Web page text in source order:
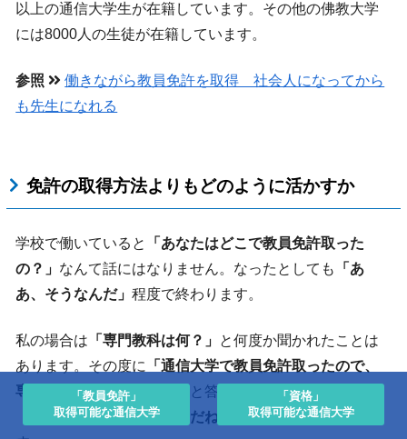
以上の通信大学生が在籍しています。その他の佛教大学
には8000人の生徒が在籍しています。
参照
働きながら教員免許を取得 社会人になってから
も先生になれる
免許の取得方法よりもどのように活かすか
学校で働いていると
「あなたはどこで教員免許取った
の？」 なんて話にはなりません。なったとしても
「あ
あ、そうなんだ」程度で終わります。
私の場合は 「専門教科は何？」 と何度か聞かれたことは
あります。その度に
「通信大学で教員免許取ったので、
専門ってないんですよ。」
と答えていました。すると
「通信大学って専門ないんだね。」で会話は終わりま
「教員免許」
取得可能な通信大学
「資格」
取得可能な通信大学